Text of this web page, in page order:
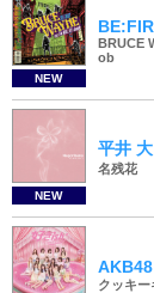
NEW
BRUCE
ob
NEW
平井 大
名残花
AKB48
クッキー